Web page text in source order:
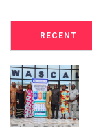
RECENT